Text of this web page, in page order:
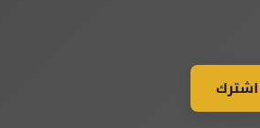
اشترك